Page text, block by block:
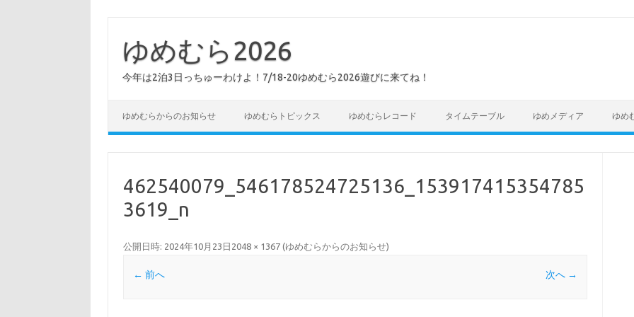
ゆめむら2026
今年は2泊3日っちゅーわけよ！7/18-20ゆめむら2026遊びに来てね！
ゆめむらからのお知らせ ゆめむらトピックス ゆめむらレコード タイムテーブル ゆめメディア ゆめ
462540079_546178524725136_153917415354785
3619_n
公開日時: 2024年10月23日 2048 × 1367(ゆめむらからのお知らせ)
← 前へ 次へ →